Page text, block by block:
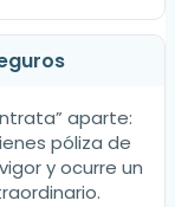
aparte:
póliza de
y ocurre un